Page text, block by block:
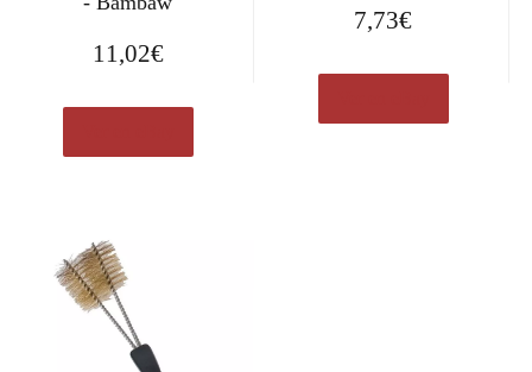
11,02€
7,73€